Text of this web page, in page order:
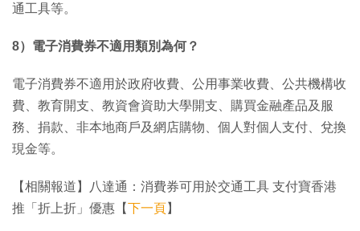
通工具等。
8）電子消費券不適用類別為何？
電子消費券不適用於政府收費、公用事業收費、公共機構收
費、教育開支、教資會資助大學開支、購買金融產品及服
務、捐款、非本地商戶及網店購物、個人對個人支付、兌換
現金等。
【相關報道】八達通：消費券可用於交通工具 支付寶香港
推「折上折」優惠【下一頁】